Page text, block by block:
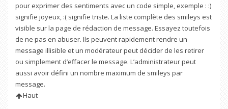
pour exprimer des sentiments avec un code simple, exemple : :)
signifie joyeux, :( signifie triste. La liste complète des smileys est
visible sur la page de rédaction de message. Essayez toutefois
de ne pas en abuser. Ils peuvent rapidement rendre un
message illisible et un modérateur peut décider de les retirer
ou simplement d’effacer le message. L’administrateur peut
aussi avoir défini un nombre maximum de smileys par
message.
Haut